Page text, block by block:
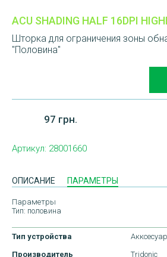
ACU SHADING HALF 16DPI
Шторка для ограничения зоны
"Половина"
97 грн.
Артикул: 28001660
ОПИСАНИЕ ПАРАМЕТРЫ
Параметры
Тип: половина
Тип устройства
Производитель
Tridonic